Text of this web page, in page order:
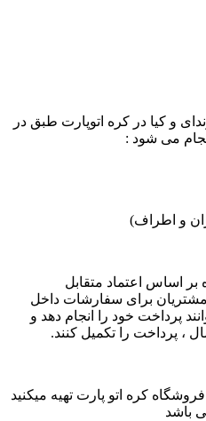
و کیا در کره اتوپارت طبق در
می شود :
و اطراف)
بر اساس اعتماد متقابل
برای سفارشات داخل
پرداخت خود را انجام دهد و
، پرداخت را تکمیل کنند.
کره اتو پارت تهیه میکنید
باشد